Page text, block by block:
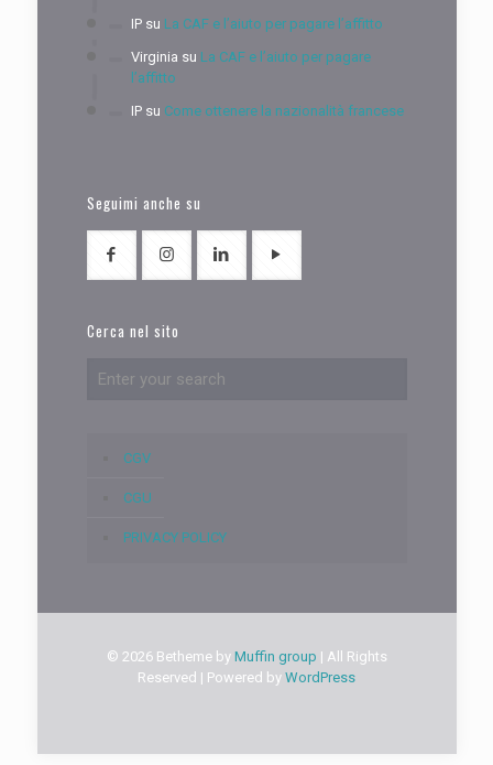
IPsu La CAF e l’aiuto per pagare l’affitto
Virginia su La CAF e l’aiuto per pagare
l’affitto
IPsu Come ottenere la nazionalità francese
Seguimi anche su
Cerca nel sito
CGV
CGU
PRIVACY POLICY
© 2026 Betheme by Muffin group | All Rights
Reserved | Powered by WordPress